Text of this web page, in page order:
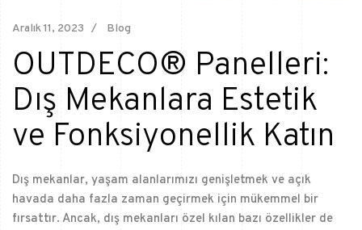
Aralık 11, 2023 Blog
OUTDECO® Panelleri:
Dış Mekanlara Estetik
ve Fonksiyonellik Katın
Dış mekanlar, yaşam alanlarımızı genişletmek ve açık
havada daha fazla zaman geçirmek için mükemmel bir
fırsattır. Ancak, dış mekanları özel kılan bazı özellikler de